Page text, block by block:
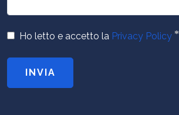
Ho letto e accetto la Privacy Policy *
INVIA